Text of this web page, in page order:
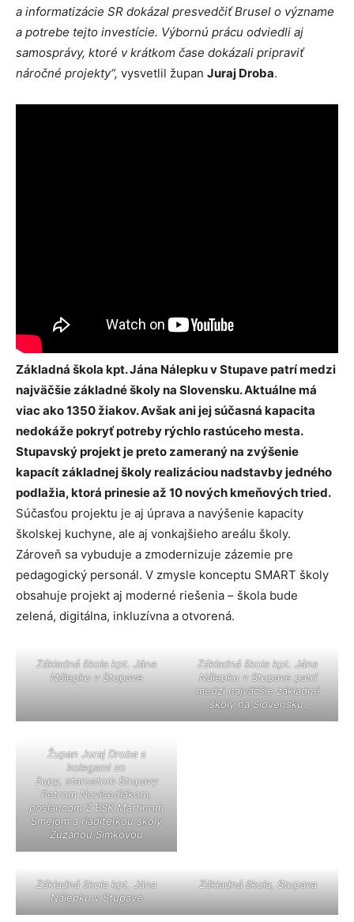
a informatizácie SR dokázal presvedčiť Brusel o význame
a potrebe tejto investície. Výbornú prácu odviedli aj
samosprávy, ktoré v krátkom čase dokázali pripraviť
náročné projekty“, vysvetlil župan Juraj Droba.
Základná škola kpt. Jána Nálepku v Stupave patrí medzi
najväčšie základné školy na Slovensku. Aktuálne má
viac ako 1350 žiakov. Avšak ani jej súčasná kapacita
nedokáže pokryť potreby rýchlo rastúceho mesta.
Stupavský projekt je preto zameraný na zvýšenie
kapacít základnej školy realizáciou nadstavby jedného
podlažia, ktorá prinesie až 10 nových kmeňových tried.
Súčasťou projektu je aj úprava a navýšenie kapacity
školskej kuchyne, ale aj vonkajšieho areálu školy.
Zároveň sa vybuduje a zmodernizuje zázemie pre
pedagogický personál. V zmysle konceptu SMART školy
obsahuje projekt aj moderné riešenia – škola bude
zelená, digitálna, inkluzívna a otvorená.
Základná škola kpt. Jána
Nálepku v Stupave
Základná škola kpt. Jána
Nálepku v Stupave patrí
medzi najväčšie základné
školy na Slovensku.
Župan Juraj Droba s
kolegami zo
župy, starostom Stupavy
Petrom Novisedlákom,
poslancom Z BSK Martinom
Smejom a riaditeľkou školy
Zuzanou Šimkovou
Základná škola kpt. Jána
Nálepku v Stupave
Základná škola, Stupava